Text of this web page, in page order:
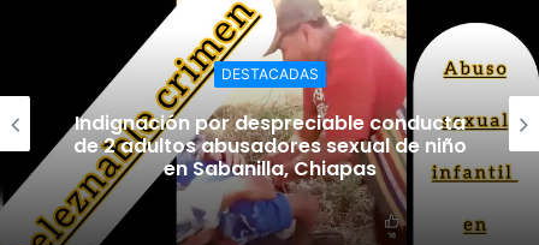
DESTACADAS
Indignación por despreciable conducta
de 2 adultos abusadores sexual de niño
en Sabanilla, Chiapas